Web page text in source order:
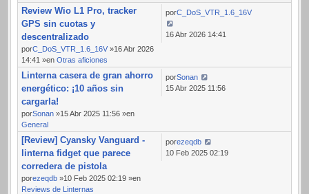
23
Review Wio L1 Pro, tracker
GPS sin cuotas y
descentralizado
porC_DoS_VTR_1.6_16V »16 Abr 2026
14:41 »en Otras aficiones
porC_DoS_VTR_1.6_16V
16 Abr 2026 14:41
Linterna casera de gran ahorro
energético: ¡10 años sin
cargarla!
porSonan »15 Abr 2025 11:56 »en
General
porSonan
15 Abr 2025 11:56
[Review] Cyansky Vanguard -
linterna fidget que parece
corredera de pistola
porezeqdb »10 Feb 2025 02:19 »en
Reviews de Linternas
porezeqdb
10 Feb 2025 02:19